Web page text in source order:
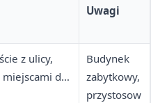
Uwagi
z ulicy,
dla
Budynek
zabytkowy,
przystosow